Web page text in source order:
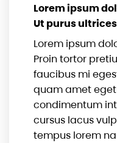
Lorem ipsum
Ut purus
Lorem ipsum
Proin tortor
faucibus mi
quam amet
condimentum
cursus lacus
tempus lorem